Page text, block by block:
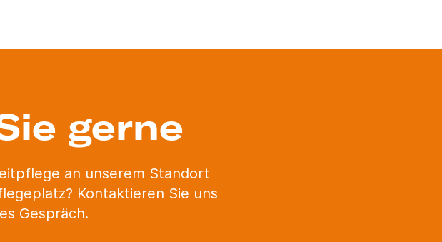
gerne
an unserem Standort
Kontaktieren Sie uns
Gespräch.